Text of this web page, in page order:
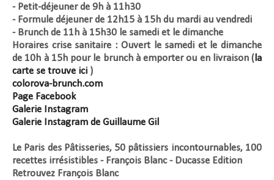
- Petit-déjeuner de 9h à 11h30
- Formule déjeuner de 12h15 à 15h du mardi au vendredi
- Brunch de 11h à 15h30 le samedi et le dimanche
Horaires crise sanitaire : Ouvert le samedi et le dimanche
de 10h à 15h pour le brunch à emporter ou en livraison ( la
carte se trouve ici )
colorova-brunch.com
Page Facebook
Galerie Instagram
Galerie Instagram de Guillaume Gil
Le Paris des Pâtisseries, 50 pâtissiers incontournables, 100
recettes irrésistibles - François Blanc - Ducasse Edition
Retrouvez François Blanc